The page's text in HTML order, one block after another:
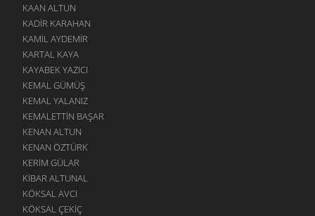
KAAN ALTUN
KADIR KARAHAN
KAMIL AYDEMIR
KARTAL KAYA
KAYABEK YAZICI
KEMAL GÜMÜŞ
KEMAL YALANIZ
KEMALETTIN BAŞAR
KENAN ALTUN
KENAN ÖZTÜRK
KERIM GÜLAR
KIBAR ALTUNAL
KÖKSAL AVCI
KÖKSAL ÇEKIÇ